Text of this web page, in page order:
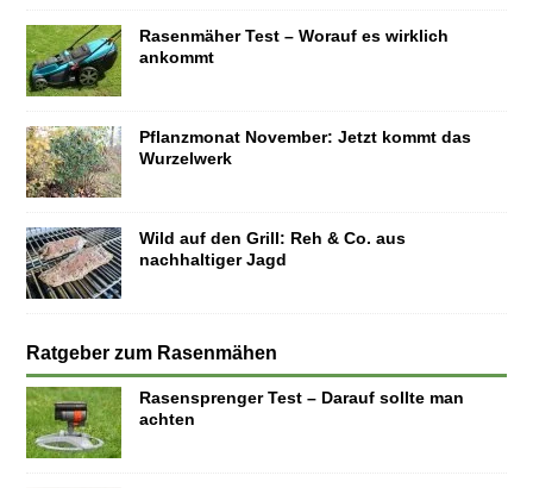
Rasenmäher Test – Worauf es wirklich
ankommt
Pflanzmonat November: Jetzt kommt das
Wurzelwerk
Wild auf den Grill: Reh & Co. aus
nachhaltiger Jagd
Ratgeber zum Rasenmähen
Rasensprenger Test – Darauf sollte man
achten